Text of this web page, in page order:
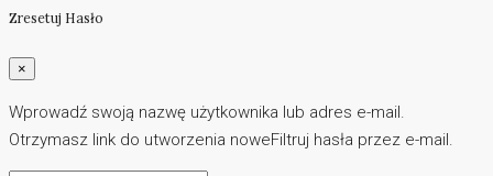
Zresetuj Hasło
×
Wprowadź swoją nazwę użytkownika lub adres e-mail.
Otrzymasz link do utworzenia noweFiltruj hasła przez e-mail.